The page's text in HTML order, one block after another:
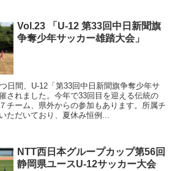
Vol.23 「U-12 第33回中日新聞旗
争奪少年サッカー雄踏大会」
日間、U-12「第33回中日新聞旗争奪少年サ
されました。今年で33回目を迎える伝統の
チーム、県外からの参加もあります。所属チ
ただいており、夏休み恒例...
NTT西日本グループカップ第56回
静岡県ユースU-12サッカー大会